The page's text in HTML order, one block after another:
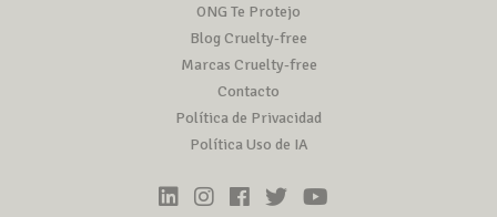
ONG Te Protejo
Blog Cruelty-free
Marcas Cruelty-free
Contacto
Política de Privacidad
Política Uso de IA